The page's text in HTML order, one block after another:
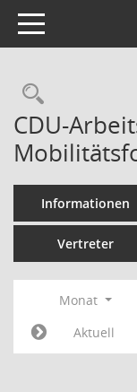
Toggle navigation
CDU-
Informationen
Vertreter
Monat
Aktuell